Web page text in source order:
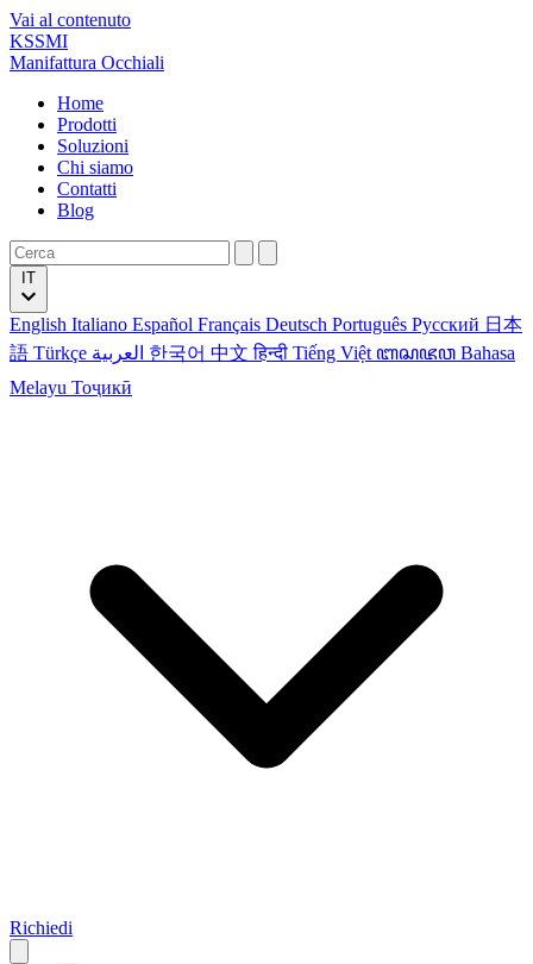
Vai al contenuto
KSSMI
Manifattura Occhiali
Home
Prodotti
Soluzioni
Chi siamo
Contatti
Blog
English Italiano Español Français Deutsch Português Русский 日本
語 Türkçe 한국어 中文हिन्दी Tiếng Việt ꦧꦱꦗꦮ Bahasa
Melayu Тоҷикӣ
Richiedi